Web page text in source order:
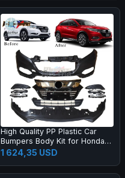
High Quality PP Plastic Car
Bumpers Body Kit for Honda
2015 HRV Vezel Upgrade 20
1 624,35 USD